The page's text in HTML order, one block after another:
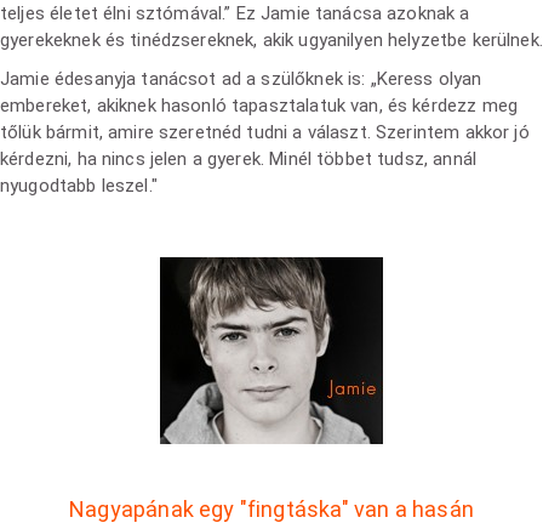
teljes életet élni sztómával.” Ez Jamie tanácsa azoknak a
gyerekeknek és tinédzsereknek, akik ugyanilyen helyzetbe kerülnek.
Jamie édesanyja tanácsot ad a szülőknek is: „Keress olyan
embereket, akiknek hasonló tapasztalatuk van, és kérdezz meg
tőlük bármit, amire szeretnéd tudni a választ. Szerintem akkor jó
kérdezni, ha nincs jelen a gyerek. Minél többet tudsz, annál
nyugodtabb leszel."
Nagyapának egy "fingtáska" van a hasán